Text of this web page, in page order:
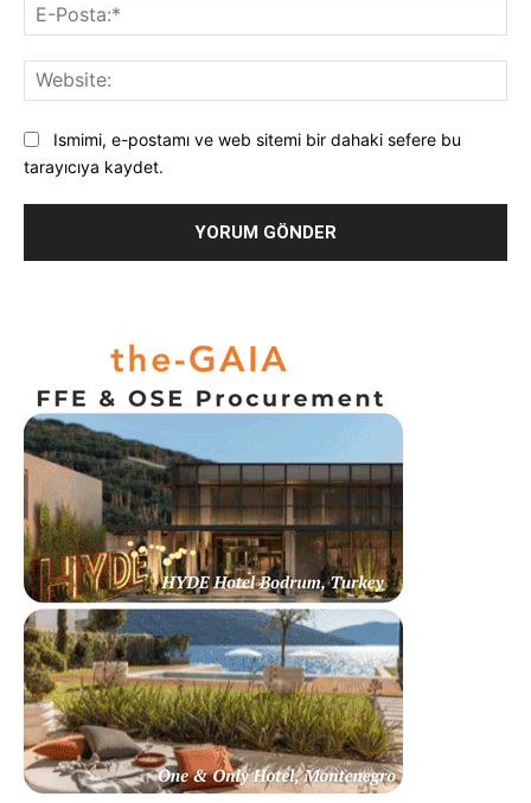
Ismimi, e-postamı ve web sitemi bir dahaki sefere bu
tarayıcıya kaydet.